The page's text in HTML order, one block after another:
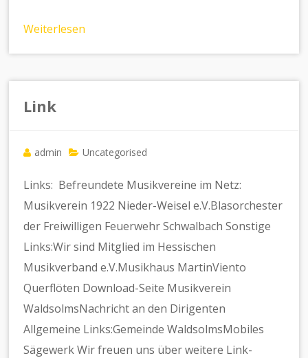
Weiterlesen
Link
admin Uncategorised
Links: Befreundete Musikvereine im Netz:
Musikverein 1922 Nieder-Weisel e.V.Blasorchester
der Freiwilligen Feuerwehr Schwalbach Sonstige
Links:Wir sind Mitglied im Hessischen
Musikverband e.V.Musikhaus MartinViento
Querflöten Download-Seite Musikverein
WaldsolmsNachricht an den Dirigenten
Allgemeine Links:Gemeinde WaldsolmsMobiles
Sägewerk Wir freuen uns über weitere Link-